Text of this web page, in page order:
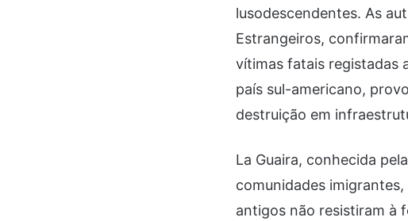
lusodescendentes. As
Estrangeiros,
vítimas fatais registadas
país sul-americano,
destruição em
La Guaira, conhecida
comunidades
antigos não resistiram à